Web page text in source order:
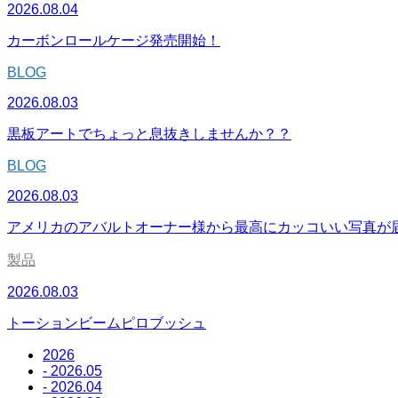
2026.08.04
カーボンロールケージ発売開始！
BLOG
2026.08.03
黒板アートでちょっと息抜きしませんか？？
BLOG
2026.08.03
アメリカのアバルトオーナー様から最高にカッコいい写真が
製品
2026.08.03
トーションビームピロブッシュ
2026
- 2026.05
- 2026.04